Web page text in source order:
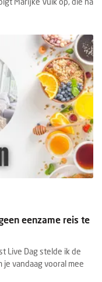
eenzame reis te
Live Dag stelde ik de
vandaag vooral mee